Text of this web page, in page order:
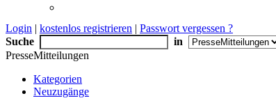
Login | kostenlos registrieren | Passwort vergessen ?
Suche
in
PresseMitteilungen
Kategorien
Neuzugänge